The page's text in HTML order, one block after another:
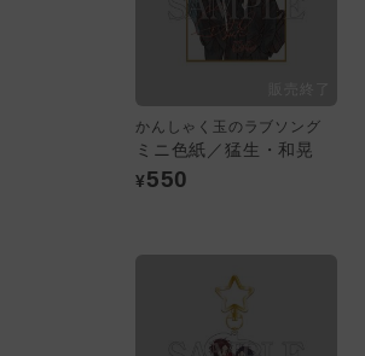
かんしゃく玉のラブソング
ミニ色紙／猛生・和晃
¥550